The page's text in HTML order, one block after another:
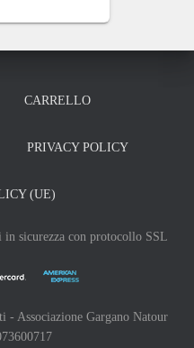
CARRELLO
PRIVACY POLICY
(UE)
sicurezza con protocollo SSL
Associazione Gargano Natour